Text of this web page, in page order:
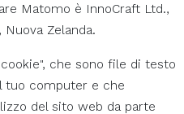
Matomo è InnoCraft Ltd.,
Nuova Zelanda.
che sono file di testo
tuo computer e che
del sito web da parte